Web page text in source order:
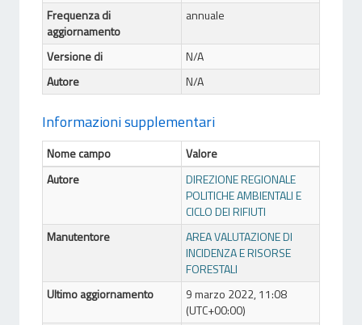
Frequenza di
aggiornamento
annuale
Versione di
N/A
Autore
N/A
Informazioni supplementari
Nome campo
Valore
Autore
DIREZIONE REGIONALE
POLITICHE AMBIENTALI E
CICLO DEI RIFIUTI
Manutentore
AREA VALUTAZIONE DI
INCIDENZA E RISORSE
FORESTALI
Ultimo aggiornamento
9 marzo 2022, 11:08
(UTC+00:00)